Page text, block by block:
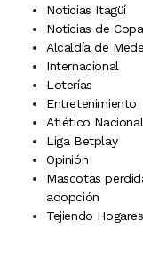
Noticias Itagüí
Noticias de
Alcaldía de
Internacional
Loterías
Entretenimiento
Atlético Nacional
Liga Betplay
Opinión
Mascotas
adopción
Tejiendo Hogares